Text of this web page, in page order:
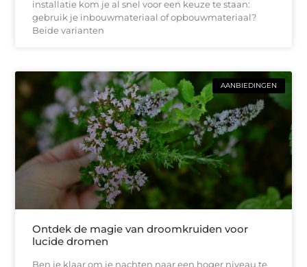
installatie kom je al snel voor een keuze te staan:
gebruik je inbouwmateriaal of opbouwmateriaal?
Beide varianten
AANBIEDINGEN
Ontdek de magie van droomkruiden voor
lucide dromen
Ben je klaar om je nachten naar een hoger niveau te